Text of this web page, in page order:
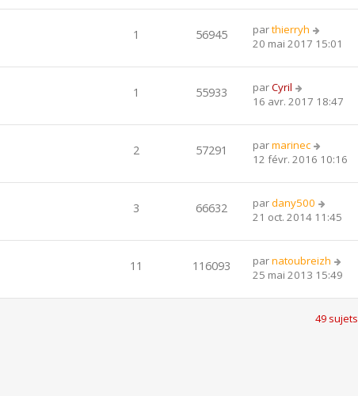
1 56945 parthierryh
20 mai 2017 15:01
1 55933 parCyril
16 avr. 2017 18:47
2 57291 parmarinec
12 févr. 2016 10:16
3 66632 pardany500
21 oct. 2014 11:45
11 116093 parnatoubreizh
25 mai 2013 15:49
49 sujets